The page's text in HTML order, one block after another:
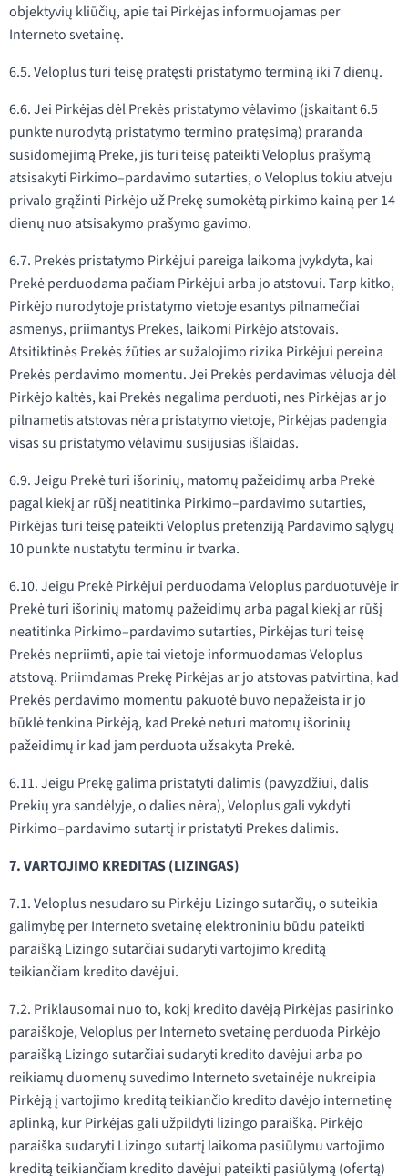
objektyvių kliūčių, apie tai Pirkėjas informuojamas per
Interneto svetainę.
6.5. Veloplus turi teisę pratęsti pristatymo terminą iki 7 dienų.
6.6. Jei Pirkėjas dėl Prekės pristatymo vėlavimo (įskaitant 6.5
punkte nurodytą pristatymo termino pratęsimą) praranda
susidomėjimą Preke, jis turi teisę pateikti Veloplus prašymą
atsisakyti Pirkimo–pardavimo sutarties, o Veloplus tokiu atveju
privalo grąžinti Pirkėjo už Prekę sumokėtą pirkimo kainą per 14
dienų nuo atsisakymo prašymo gavimo.
6.7. Prekės pristatymo Pirkėjui pareiga laikoma įvykdyta, kai
Prekė perduodama pačiam Pirkėjui arba jo atstovui. Tarp kitko,
Pirkėjo nurodytoje pristatymo vietoje esantys pilnamečiai
asmenys, priimantys Prekes, laikomi Pirkėjo atstovais.
Atsitiktinės Prekės žūties ar sužalojimo rizika Pirkėjui pereina
Prekės perdavimo momentu. Jei Prekės perdavimas vėluoja dėl
Pirkėjo kaltės, kai Prekės negalima perduoti, nes Pirkėjas ar jo
pilnametis atstovas nėra pristatymo vietoje, Pirkėjas padengia
visas su pristatymo vėlavimu susijusias išlaidas.
6.9. Jeigu Prekė turi išorinių, matomų pažeidimų arba Prekė
pagal kiekį ar rūšį neatitinka Pirkimo–pardavimo sutarties,
Pirkėjas turi teisę pateikti Veloplus pretenziją Pardavimo sąlygų
10 punkte nustatytu terminu ir tvarka.
6.10. Jeigu Prekė Pirkėjui perduodama Veloplus parduotuvėje ir
Prekė turi išorinių matomų pažeidimų arba pagal kiekį ar rūšį
neatitinka Pirkimo–pardavimo sutarties, Pirkėjas turi teisę
Prekės nepriimti, apie tai vietoje informuodamas Veloplus
atstovą. Priimdamas Prekę Pirkėjas ar jo atstovas patvirtina, kad
Prekės perdavimo momentu pakuotė buvo nepažeista ir jo
būklė tenkina Pirkėją, kad Prekė neturi matomų išorinių
pažeidimų ir kad jam perduota užsakyta Prekė.
6.11. Jeigu Prekę galima pristatyti dalimis (pavyzdžiui, dalis
Prekių yra sandėlyje, o dalies nėra), Veloplus gali vykdyti
Pirkimo–pardavimo sutartį ir pristatyti Prekes dalimis.
7. VARTOJIMO KREDITAS (LIZINGAS)
7.1. Veloplus nesudaro su Pirkėju Lizingo sutarčių, o suteikia
galimybę per Interneto svetainę elektroniniu būdu pateikti
paraišką Lizingo sutarčiai sudaryti vartojimo kreditą
teikiančiam kredito davėjui.
7.2. Priklausomai nuo to, kokį kredito davėją Pirkėjas pasirinko
paraiškoje, Veloplus per Interneto svetainę perduoda Pirkėjo
paraišką Lizingo sutarčiai sudaryti kredito davėjui arba po
reikiamų duomenų suvedimo Interneto svetainėje nukreipia
Pirkėją į vartojimo kreditą teikiančio kredito davėjo internetinę
aplinką, kur Pirkėjas gali užpildyti lizingo paraišką. Pirkėjo
paraiška sudaryti Lizingo sutartį laikoma pasiūlymu vartojimo
kreditą teikiančiam kredito davėjui pateikti pasiūlymą (ofertą)